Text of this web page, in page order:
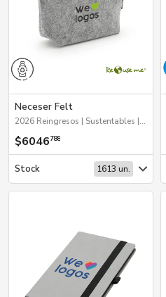
Neceser Felt
2026 Reingresos | Sustentables | Escritorio | Hogar y Tiempo Libre
$6046788
Stock 1613 un.